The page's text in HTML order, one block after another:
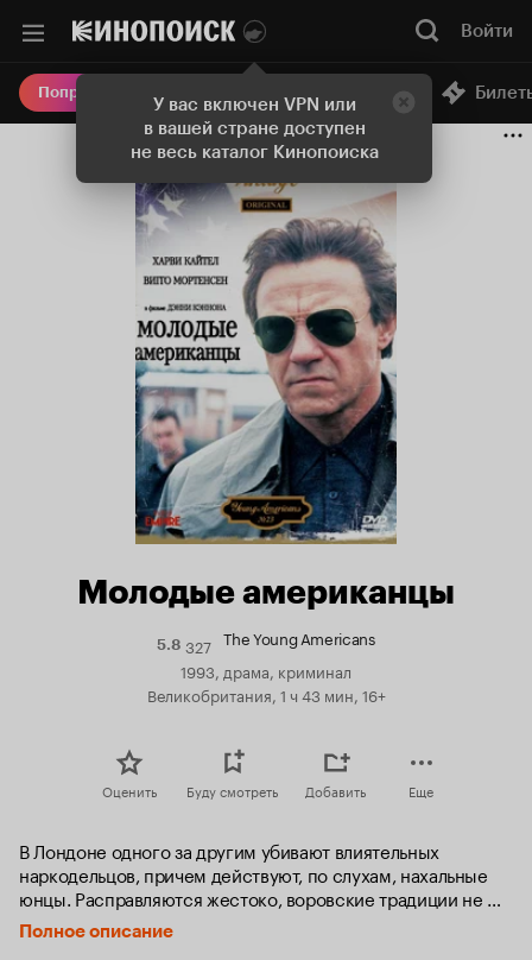
У вас включен VPN или
в вашей стране доступен
не весь каталог Кинопоиска
Войти
Попробовать Плюс Онлайн-кинотеатр
Молодые американцы
5.8Рейтинг
Кинопоиска
327 The Young Americans
1993, драма, криминал
Великобритания, 1 ч 43 мин, 16+
Оценить Буду смотреть Добавить Еще
В Лондоне одного за другим убивают влиятельных
наркодельцов, причем действуют, по слухам, нахальные
юнцы. Расправляются жестоко, воровские традиции не
уважают. Придерживаются только одного закона: одна
пуля в голову, пять - в тело.
Полное описание